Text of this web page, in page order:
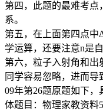
第四，此题的最难考点
系。
第五，在上面第四点中
学运算，还要注意n是自
第六，粒子入射角和出
同学容易忽略，进而导
09年第26题原题如下
体题目：物理家教资料